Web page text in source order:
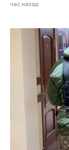
час назад